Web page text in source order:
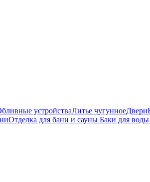
устройстваЛитье чугунноеДвери
Отделка для бани и сауны Баки для воды